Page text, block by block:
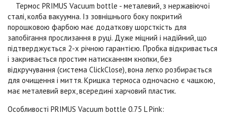
Термос PRIMUS Vacuum bottle - металевий, з нержавіючої
сталі, колба вакуумна. Із зовнішнього боку покритий
порошковою фарбою має додаткову шорсткість для
запобігання прослизання в руці. Дуже міцний і надійний, що
підтверджується 2-х річною гарантією. Пробка відкривається
і закривається простим натисканням кнопки, без
відкручування (система ClickClose), вона легко розбирається
для очищення і миття. Кришка термоса одночасно є чашкою,
має металевий верх, всередині харчовий пластик.
Особливості PRIMUS Vacuum bottle 0.75 L Pink: